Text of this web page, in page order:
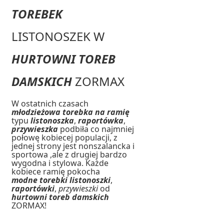
TOREBEK
LISTONOSZEK W
HURTOWNI TOREB
DAMSKICH ZORMAX
W ostatnich czasach
młodzieżowa torebka na ramię
typu listonoszka,raportówka,
przywieszka podbiła co najmniej
połowę kobiecej populacji, z
jednej strony jest nonszalancka i
sportowa ,ale z drugiej bardzo
wygodna i stylowa. Każde
kobiece ramię pokocha
modnetorebkilistonoszki,
raportówki,przywieszkiod
hurtowni toreb damskich
ZORMAX!